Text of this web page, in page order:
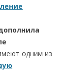
одним из